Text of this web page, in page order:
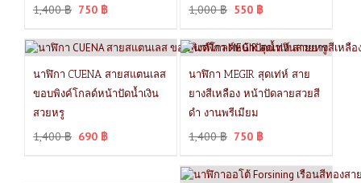
1,400฿ 750 ฿ 1,000฿ 550 ฿
นาฬิกา CUENA สายสแตนเลส
ขอบพิงค์โกลด์หน้าปัดน้ำเงิน
สวยหรู
1,400฿ 690 ฿
นาฬิกา MEGIR สุดเท่ห์ สาย
ยางสีเหลือง หน้าปัดลายสวยสี
ดำ งานพรีเมียม
1,400฿ 750 ฿